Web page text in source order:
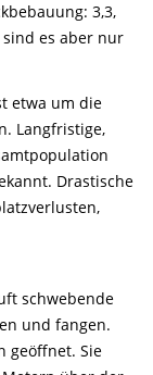
3,3,
sind es aber nur
etwa um die
Langfristige,
Drastische
schwebende
und fangen.
geöffnet. Sie